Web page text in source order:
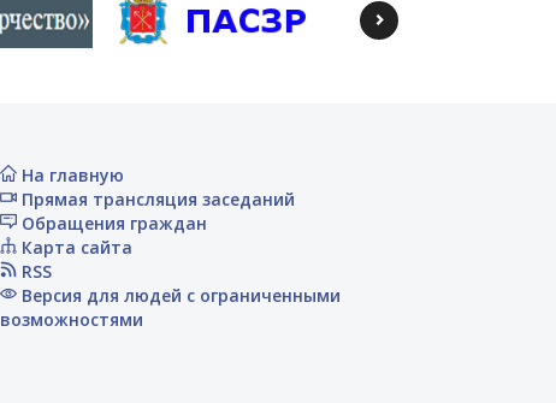
На главную
Прямая трансляция заседаний
Обращения граждан
Карта сайта
RSS
Версия для людей с ограниченными
возможностями